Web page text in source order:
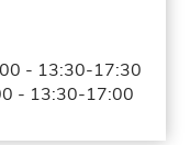
- 13:30-17:30
- 13:30-17:00